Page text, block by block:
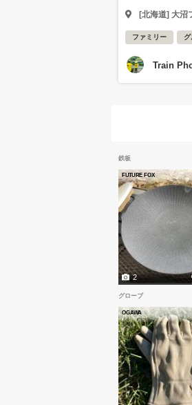
[北海道] 大沼
ファミリー
Train
鉄板
FUTURE FOX
2
グローブ
OGAWA